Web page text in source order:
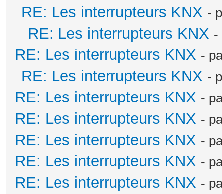
RE: Les interrupteurs KNX -
RE: Les interrupteurs KNX -
RE: Les interrupteurs KNX -
RE: Les interrupteurs KNX -
RE: Les interrupteurs KNX -
RE: Les interrupteurs KNX -
RE: Les interrupteurs KNX -
RE: Les interrupteurs KNX -
RE: Les interrupteurs KNX -